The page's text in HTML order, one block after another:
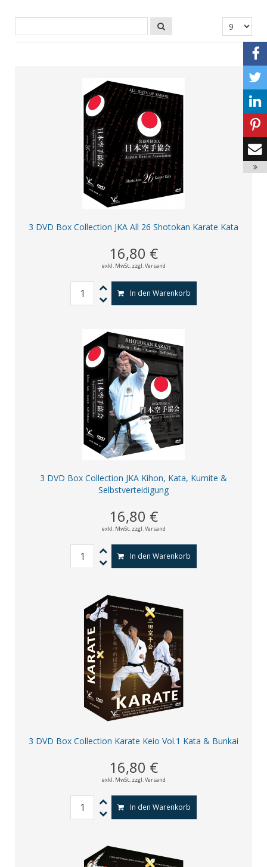
3 DVD Box Collection JKA All 26 Shotokan Karate Kata
16,80 €
exkl. MwSt, zzgl. Versand
In den Warenkorb
3 DVD Box Collection JKA Kihon, Kata, Kumite &
Selbstverteidigung
16,80 €
exkl. MwSt, zzgl. Versand
In den Warenkorb
3 DVD Box Collection Karate Keio Vol.1 Kata & Bunkai
16,80 €
exkl. MwSt, zzgl. Versand
In den Warenkorb